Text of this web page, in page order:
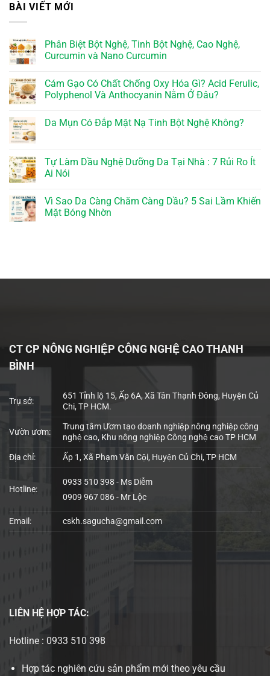
BÀI VIẾT MỚI
Phân Biệt Bột Nghệ, Tinh Bột Nghệ, Cao Nghệ,
Curcumin và Nano Curcumin
Cám Gạo Có Chất Chống Oxy Hóa Gì? Acid Ferulic,
Polyphenol Và Anthocyanin Nằm Ở Đâu?
Da Mụn Có Đắp Mặt Nạ Tinh Bột Nghệ Không?
Tự Làm Dầu Nghệ Dưỡng Da Tại Nhà : 7 Rủi Ro Ít
Ai Nói
Vì Sao Da Càng Chăm Càng Dầu? 5 Sai Lầm Khiến
Mặt Bóng Nhờn
CT CP NÔNG NGHIỆP CÔNG NGHỆ CAO THANH
BÌNH
Trụ sở:
651 Tỉnh lộ 15, Ấp 6A, Xã Tân Thạnh Đông, Huyện Củ
Chi, TP HCM.
Vườn ươm:
Trung tâm Ươm tạo doanh nghiệp nông nghiệp công
nghệ cao, Khu nông nghiệp Công nghệ cao TP HCM
Địa chỉ: Ấp 1, Xã Phạm Văn Cội, Huyện Củ Chi, TP HCM
Hotline:
0933 510 398 - Ms Diễm
0909 967 086 - Mr Lộc
Email: cskh.sagucha@gmail.com
LIÊN HỆ HỢP TÁC:
Hotline : 0933 510 398
Hợp tác nghiên cứu sản phẩm mới theo yêu cầu